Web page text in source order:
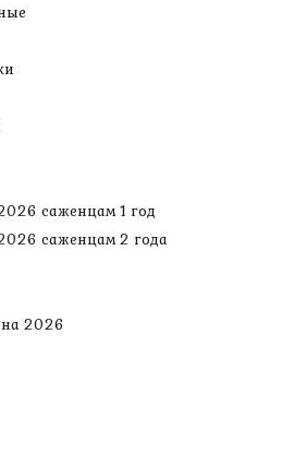
саженцам 1 год
саженцам 2 года
2026